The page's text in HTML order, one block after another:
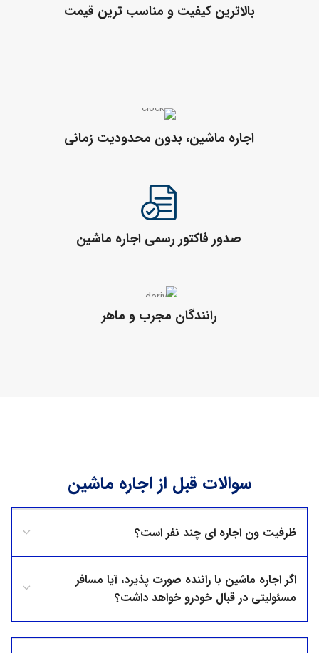
بالاترین کیفیت و مناسب ترین قیمت
اجاره ماشین، بدون محدودیت زمانی
صدور فاکتور رسمی اجاره ماشین
رانندگان مجرب و ماهر
سوالات قبل از اجاره ماشین
ظرفیت ون اجاره ای چند نفر است؟
اگر اجاره ماشین با راننده صورت پذیرد، آیا مسافر
مسئولیتی در قبال خودرو خواهد داشت؟